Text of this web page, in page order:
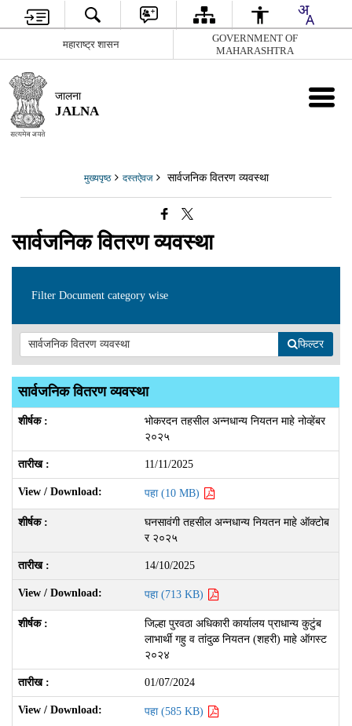
महाराष्ट्र शासन
GOVERNMENT OF
MAHARASHTRA
जालना
JALNA
मुख्यपृष्ठ दस्तऐवज सार्वजनिक वितरण व्यवस्था
सार्वजनिक वितरण व्यवस्था
Filter Document category wise
फिल्टर
सार्वजनिक वितरण व्यवस्था
भोकरदन तहसील अन्नधान्य नियतन माहे नोव्‍हेंबर
२०२५
11/11/2025
पहा (10 MB)
घनसावंगी तहसील अन्नधान्य नियतन माहे ऑक्टोब
र २०२५
14/10/2025
पहा (713 KB)
जिल्हा पुरवठा अधिकारी कार्यालय प्राधान्य कुटुंब
लाभार्थी गहु व तांदुळ नियतन (शहरी) माहे ऑगस्ट
२०२४
01/07/2024
पहा (585 KB)